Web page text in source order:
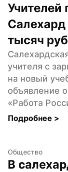
Учителей
Салехард
тысяч
учителя с
на новый
объявление
«Работа
Подробнее >
Общество
В